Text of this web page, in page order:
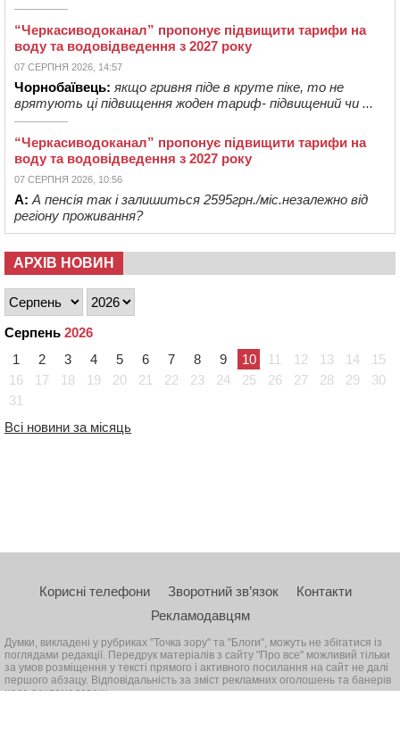
“Черкасиводоканал” пропонує підвищити тарифи на
воду та водовідведення з 2027 року
07 СЕРПНЯ 2026, 14:57
Чорнобаївець: якщо гривня піде в круте піке, то не
врятують ці підвищення жоден тариф- підвищений чи ...
“Черкасиводоканал” пропонує підвищити тарифи на
воду та водовідведення з 2027 року
07 СЕРПНЯ 2026, 10:56
А: А пенсія так і залишиться 2595грн./міс.незалежно від
регіону проживання?
АРХІВ НОВИН
Серпень 2026
1
2 3 4 5 6 7 8 9 10 11 12 13 14
15
16
17 18 19 20 21 22 23 24 25 26 27 28 29
30
31
Всі новини за місяць
Корисні телефони Зворотний зв’язок
Контакти
Рекламодавцям
Думки, викладені у рубриках "Точка зору" та "Блоги", можуть не збігатися із
поглядами редакції. Передрук матеріалів з сайту "Про все" можливий тільки
за умов розміщення у тексті прямого і активного посилання на сайт не далі
першого абзацу. Відповідальність за зміст рекламних оголошень та банерів
несе рекламодавець